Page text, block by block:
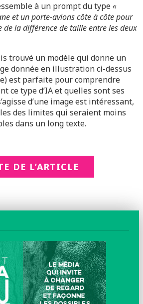
à un prompt du type«
et un porte-avions côte à côte pour
de la différence de taille entre les deux
trouvé un modèle qui donne un
donnée en illustration ci-dessus
est parfaite pour comprendre
ce type d’IA et quelles sont ses
d’une image est intéressant,
des limites qui seraient moins
dans un long texte.
DE L’ARTICLE